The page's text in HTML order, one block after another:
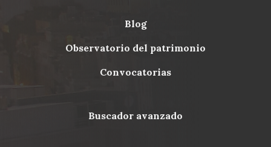
Menu
blog
observatorio del patrimonio
convocatorias
buscador avanzado